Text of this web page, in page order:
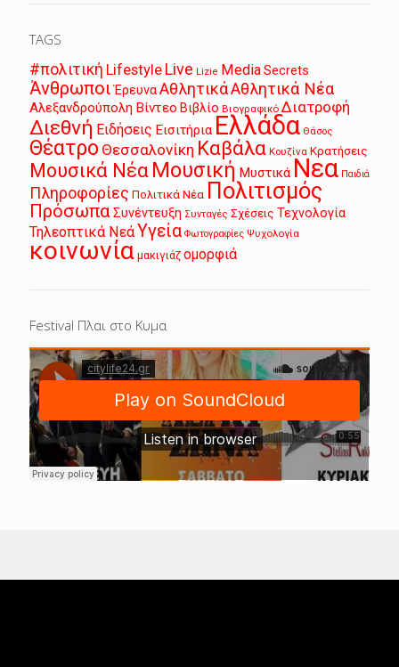
TAGS
#πολιτική Lifestyle Live Lizie MediaSecrets
Άνθρωποι ΈρευναΑθλητικάΑθλητικά Νέα
Αλεξανδρούπολη Βίντεο Βιβλίο Βιογραφικό Διατροφή
Διεθνή Ειδήσεις Εισιτήρια Ελλάδα Θάσος
Θέατρο Θεσσαλονίκη Καβάλα Κουζίνα Κρατήσεις
Μουσικά Νέα Μουσική Μυστικά Νεα Παιδιά
Πληροφορίες Πολιτικά Νέα Πολιτισμός
ΠρόσωπαΣυνέντευξη Συνταγές Σχέσεις Τεχνολογία
Τηλεοπτικά ΝεάΥγεία Φωτογραφίες Ψυχολογία
κοινωνία μακιγιάζ ομορφιά
Festival Πλαι στο Κυμα